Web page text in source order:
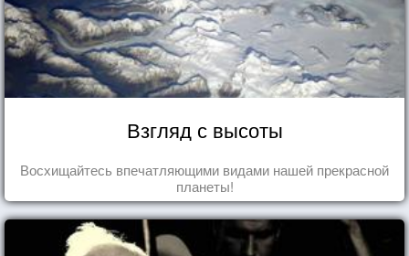
Взгляд с высоты
Восхищайтесь впечатляющими видами нашей прекрасной
планеты!